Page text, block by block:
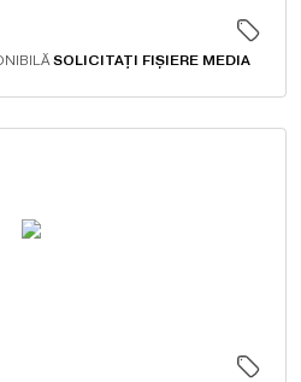
SOLICITAȚI FIȘIERE MEDIA